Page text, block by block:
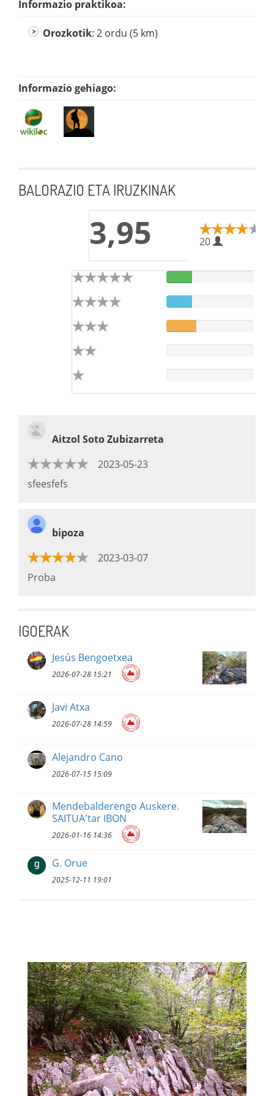
Informazio praktikoa:
Orozkotik: 2 ordu (5 km)
Informazio gehiago:
BALORAZIO ETA IRUZKINAK
3,95 20
Aitzol Soto Zubizarreta
2023-05-23
sfeesfefs
bipoza
2023-03-07
Proba
IGOERAK
Jesús Bengoetxea
2026-07-28 15:21
Javi Atxa
2026-07-28 14:59
Alejandro Cano
2026-07-15 15:09
Mendebalderengo Auskere.
SAITUA'tar IBON
2026-01-16 14:36
G. Orue
2025-12-11 19:01